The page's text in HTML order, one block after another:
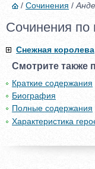
/ Сочинения /
Сочинения по
Снежная королева
Смотрите также
Краткие содержания
Биография
Полные содержания
Характеристика